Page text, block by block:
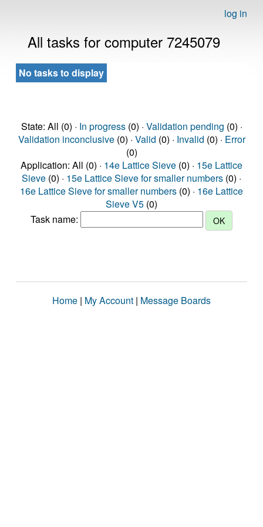
log in
All tasks for computer 7245079
No tasks to display
State: All (0) · In progress(0) · Validation pending (0) ·
Validation inconclusive(0) · Valid (0) · Invalid (0) · Error
(0)
Application: All (0) · 14e Lattice Sieve (0) · 15e Lattice
Sieve (0) · 15e Lattice Sieve for smaller numbers (0) ·
16e Lattice Sieve for smaller numbers (0) · 16e Lattice
Sieve V5 (0)
Task name:
Home | My Account | Message Boards